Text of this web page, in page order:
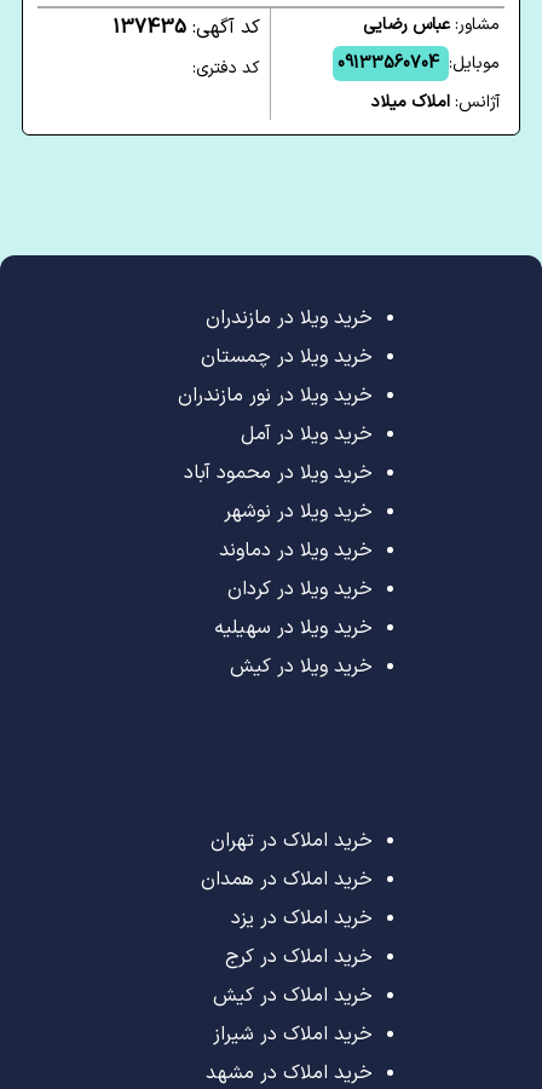
مشاور:عباس رضایی
موبایل: 09133560704
آژانس:املاک میلاد
کد آگهی: 137435
کد دفتری:
خرید ویلا در مازندران
خرید ویلا در چمستان
خرید ویلا در نور مازندران
خرید ویلا در آمل
خرید ویلا در محمود آباد
خرید ویلا در نوشهر
خرید ویلا در دماوند
خرید ویلا در کردان
خرید ویلا در سهیلیه
خرید ویلا در کیش
خرید املاک در تهران
خرید املاک در همدان
خرید املاک در یزد
خرید املاک در کرج
خرید املاک در کیش
خرید املاک در شیراز
خرید املاک در مشهد